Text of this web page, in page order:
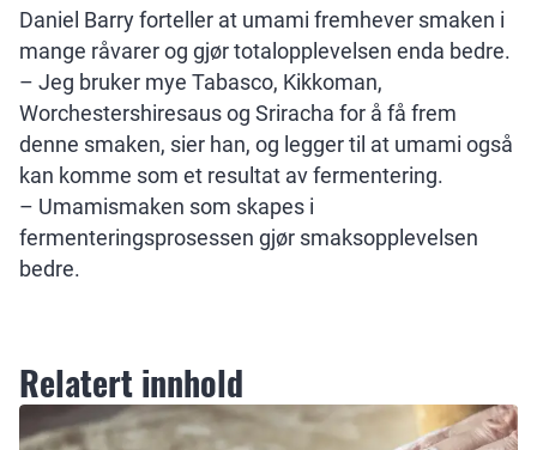
Daniel Barry forteller at umami fremhever smaken i
mange råvarer og gjør totalopplevelsen enda bedre.
– Jeg bruker mye Tabasco, Kikkoman,
Worchestershiresaus og Sriracha for å få frem
denne smaken, sier han, og legger til at umami også
kan komme som et resultat av fermentering.
– Umamismaken som skapes i
fermenteringsprosessen gjør smaksopplevelsen
bedre.
Relatert innhold